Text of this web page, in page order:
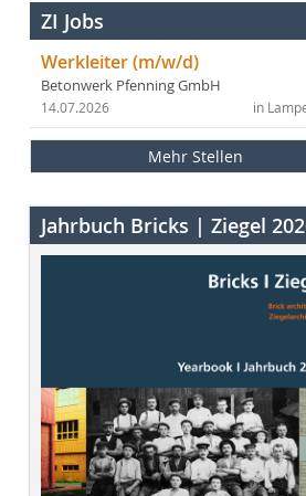
ZI Jobs
Werkleiter (m/w/d)
Betonwerk Pfenning GmbH
in
14.07.2026
Mehr Stellen
Jahrbuch Bricks | Ziegel